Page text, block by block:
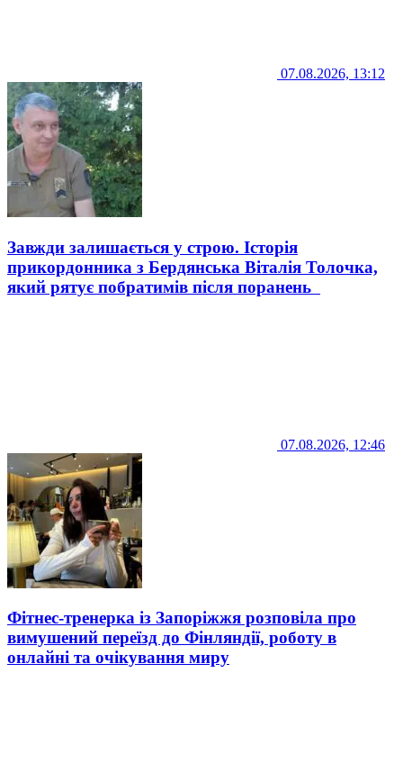
07.08.2026, 13:12
Завжди залишається у строю. Історія
прикордонника з Бердянська Віталія Толочка,
який рятує побратимів після поранень
07.08.2026, 12:46
Фітнес-тренерка із Запоріжжя розповіла про
вимушений переїзд до Фінляндії, роботу в
онлайні та очікування миру